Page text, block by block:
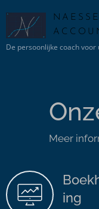
De persoonlijke coach
Meer
ing